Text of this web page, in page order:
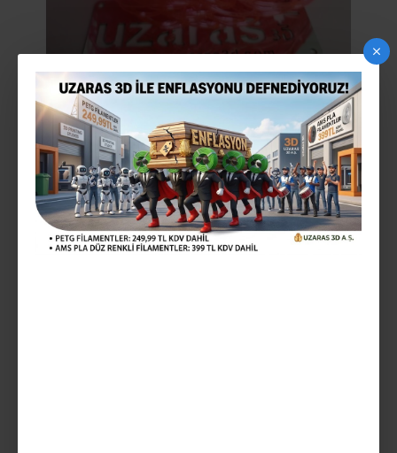
UZARAS 1.70MM FLEX TPU 25D SHORE PEMBE
DÖKME FILAMENT 250GR YUMUŞAK
STOK: 2-3 gün içinde
MODEL: 140818UZ1421